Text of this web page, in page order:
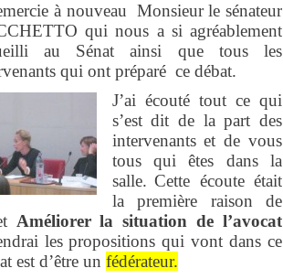
à nouveau
Monsieur le sénateur
qui nous a si agréablement
au Sénat ainsi que tous les
qui ont préparé ce débat.
J’ai écouté tout ce qui
s’est dit de la part des
intervenants et de vous
tous qui êtes dans la
salle. Cette écoute était
la première raison de
Améliorer la situation de l’avocat
les propositions qui vont dans ce
est d’être un fédérateur.